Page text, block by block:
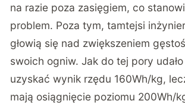
na razie poza zasięgiem, co
problem. Poza tym, tamtejsi
głowią się nad zwiększeniem
swoich ogniw. Jak do tej pory
uzyskać wynik rzędu 160Wh/kg,
mają osiągnięcie poziomu 200Wh/